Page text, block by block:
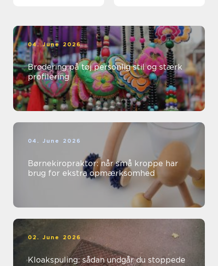
04. June 2026
Brodering på tøj personlig stil og stærk
profilering
04. June 2026
Børnekiropraktor: når små kroppe har
brug for ekstra opmærksomhed
02. June 2026
Kloakspuling: sådan undgår du stoppede